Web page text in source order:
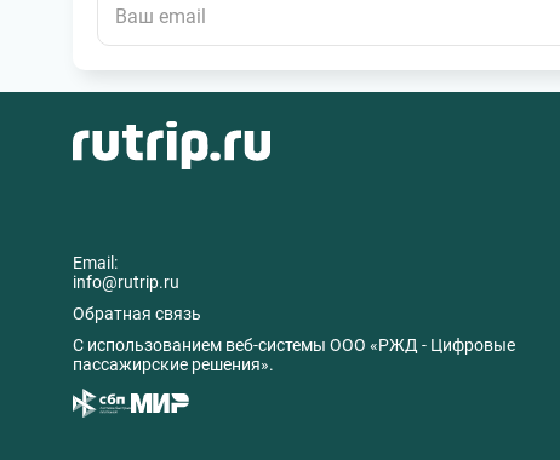
Email:
info@rutrip.ru
Обратная связь
C использованием веб-системы ООО «РЖД - Цифровые
пассажирские решения».